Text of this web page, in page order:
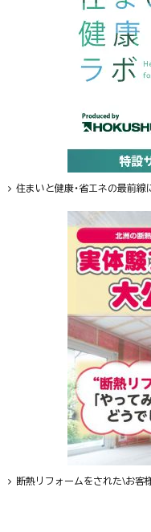
住まいと健康・省エネの最前
断熱リフォームをされた\お客